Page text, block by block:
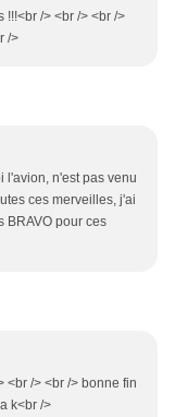
/> <br /> <br />
/>
l'avion, n'est pas venu
ces merveilles, j'ai
BRAVO pour ces
<br /> <br /> bonne fin
k<br />